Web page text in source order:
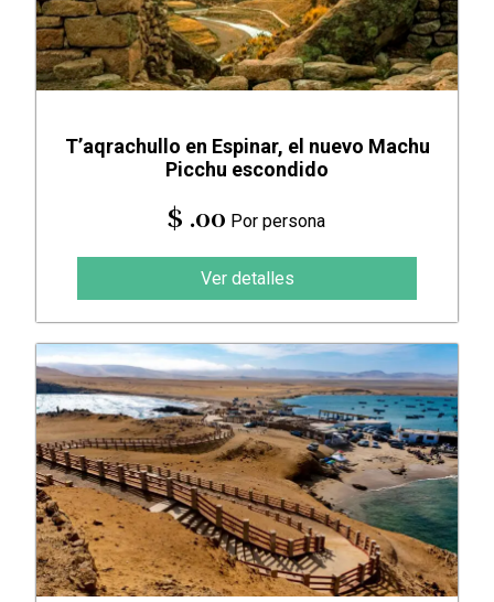
T’aqrachullo en Espinar, el nuevo Machu
Picchu escondido
$ .00 Por persona
Ver detalles